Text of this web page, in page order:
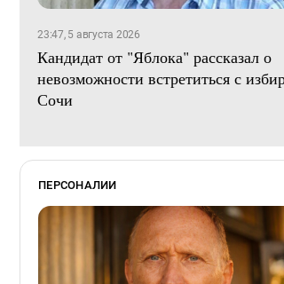
23:47, 5 августа 2026
Кандидат от "Яблока" рассказал о
невозможности встретиться с
Сочи
ПЕРСОНАЛИИ